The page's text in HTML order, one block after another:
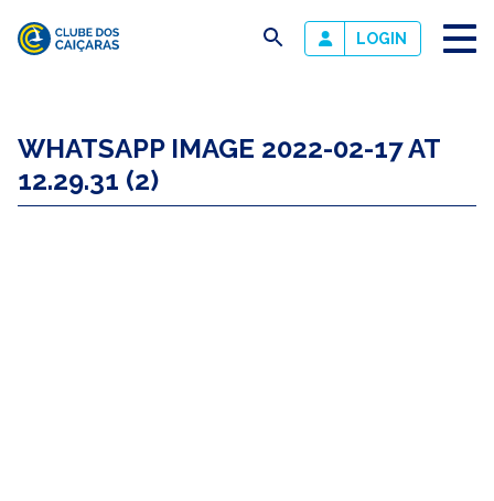
Caiçaras
busca LOGIN
WHATSAPP IMAGE 2022-02-17 AT
12.29.31 (2)